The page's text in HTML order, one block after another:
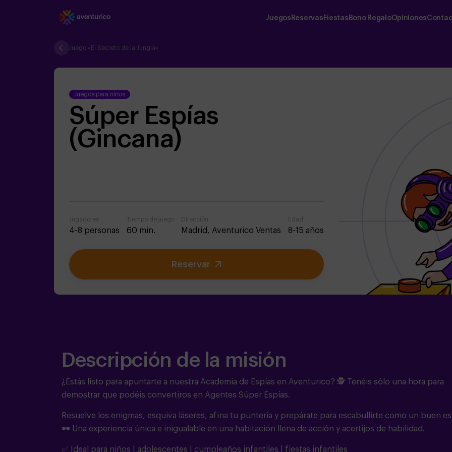
Juegos Reservas Fiestas Bono RegaloOpiniones
Juego «El Secreto de la Jungla»
Juegos para niños
Súper Espías
(Gincana)
Jugadores
4-8 personas
Tiempo de juego
60 min.
Dirección
Madrid, Aventurico Ventas
Edad
8-15 años
Reservar
Descripción de la misión
¿Estás listo para apuntarte a nuestra Academia de Espías en Aventurico? 🕵️ Tenéis sólo una hora para
demostrar que podéis convertiros en Agentes Súper Espías.
Resuelve los enigmas, esquiva láseres, afina tu puntería y prepárate para escabullirte como un buen
🕶️ Una experiencia única e inigualable en una habitación llena de acción y acertijos de habilidad.
✅ Ideal para niños | adolescentes | cumpleaños infantiles | fiestas infantiles